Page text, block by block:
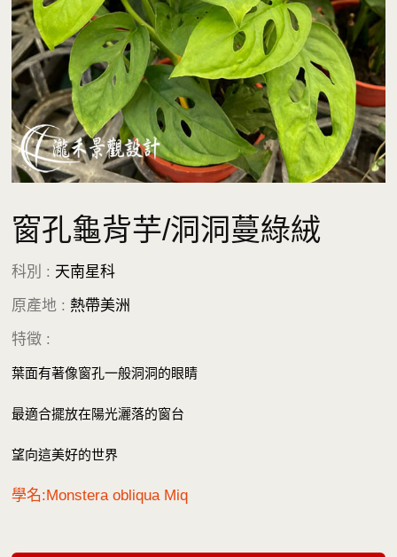
窗孔龜背芋/洞洞蔓綠絨
科別 : 天南星科
原產地 : 熱帶美洲
特徵 :
葉面有著像窗孔一般洞洞的眼睛
最適合擺放在陽光灑落的窗台
望向這美好的世界
學名:Monstera obliqua Miq